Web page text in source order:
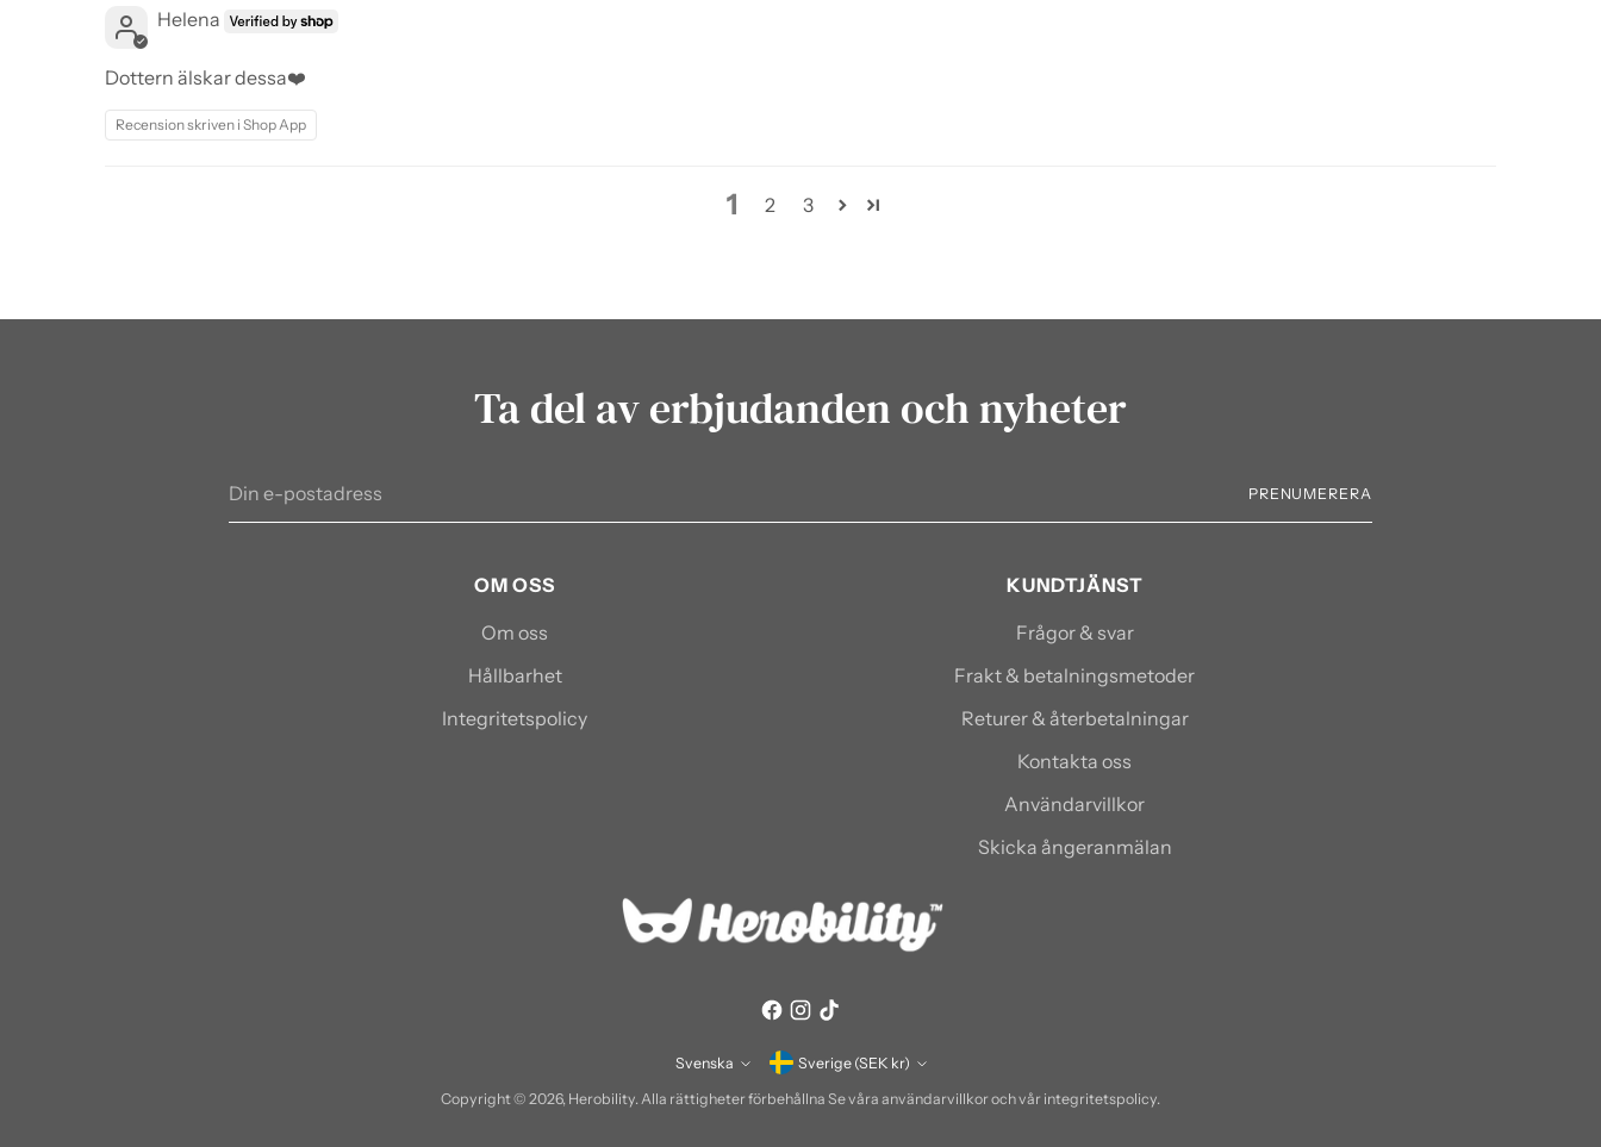
Helena
Dottern älskar dessa❤️
Recension skriven i Shop App
1 2 3
Ta del av erbjudanden och nyheter
e-
PRENUMERERA
OM OSS
Om oss
Hållbarhet
Integritetspolicy
KUNDTJÄNST
Frågor & svar
Frakt & betalningsmetoder
Returer & återbetalningar
Kontakta oss
Användarvillkor
Skicka ångeranmälan
Språk
Svenska Valuta Sverige (SEK kr)
Copyright © 2026, Herobility. Alla rättigheter förbehållna Se våra användarvillkor och vår integritetspolicy.